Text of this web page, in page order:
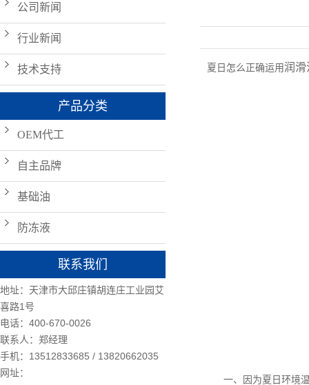
公司新闻
行业新闻
技术支持
产品分类
OEM代工
自主品牌
基础油
防冻液
联系我们
地址：天津市大邱庄镇胡连庄工业园艾
喜路1号
电话：400-670-0026
联系人：郑经理
手机：13512833685 / 13820662035
网址：
夏日怎么正确运用润滑
一、因为夏日环境温